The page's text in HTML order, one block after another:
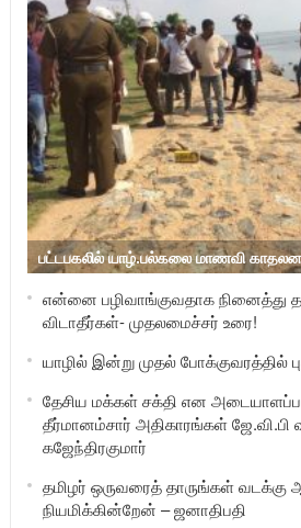
பட்டபகலில் யாழ்.பல்கலை மாணவி
என்னை பழிவாங்குவதாக நினைத்து
விடாதீர்கள்- முதலமைச்சர் உரை!
யாழில் இன்று முதல் போக்குவரத்தில்
தேசிய மக்கள் சக்தி என
தீர்மானம்சார் அதிகாரங்கள்
கஜேந்திரகுமார்
தமிழர் ஒருவரைத் தாருங்கள் வடக்கு
நியமிக்கின்றேன் – ஜனாதிபதி